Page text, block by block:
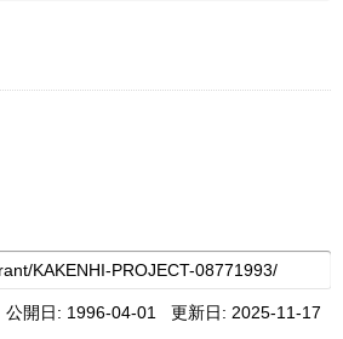
公開日: 1996-04-01 更新日: 2025-11-17